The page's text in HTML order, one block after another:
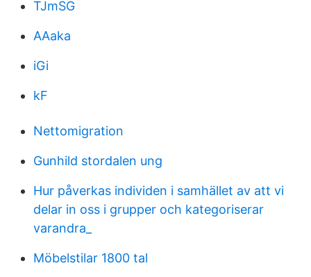
TJmSG
AAaka
iGi
kF
Nettomigration
Gunhild stordalen ung
Hur påverkas individen i samhället av att vi
delar in oss i grupper och kategoriserar
varandra_
Möbelstilar 1800 tal